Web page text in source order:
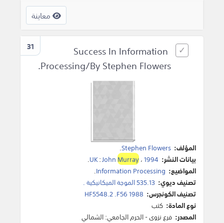
معاينة
31
Success In Information
Processing/By Stephen Flowers.
المؤلف: Stephen Flowers
.
بيانات النشر:
UK:JohnMurray،1994
.
المواضيع: Information Processing
.
تصنيف ديوي: 535.13 الموجة الميكانيكية .
تصنيف الكونجرس: HF5548.2 .F56 1988
نوع المادة: كتب
المصدر: فرع نزوى - الحرم الجامعي: الشمالي